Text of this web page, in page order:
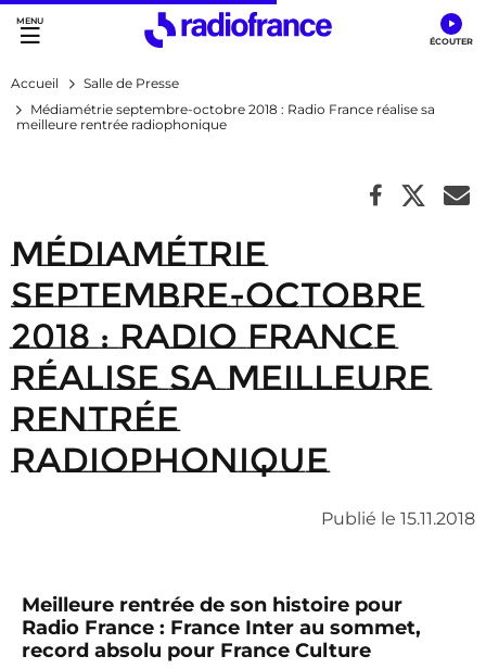
Accès direct :
Menu principal
Contenu
Accueil
Salle de Presse
Médiamétrie septembre-octobre 2018 : Radio France réalise sa
meilleure rentrée radiophonique
Médiamétrie
septembre-octobre
2018 : Radio France
réalise sa meilleure
rentrée
radiophonique
Publié le 15.11.2018
Meilleure rentrée de son histoire pour
Radio France : France Inter au sommet,
record absolu pour France Culture